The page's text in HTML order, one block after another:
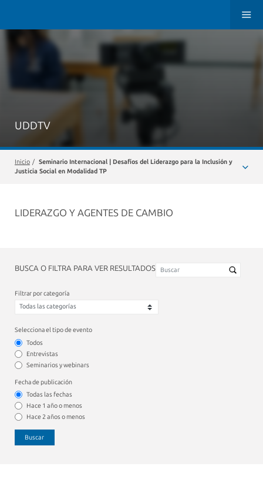
UDDTV
Inicio / Seminario Internacional | Desafíos del Liderazgo para la Inclusión y
Justicia Social en Modalidad TP
LIDERAZGO Y AGENTES DE CAMBIO
BUSCA O FILTRA PARA VER RESULTADOS
Filtrar por categoría
Selecciona el tipo de evento
Todos
Entrevistas
Seminarios y webinars
Fecha de publicación
Todas las fechas
Hace 1 año o menos
Hace 2 años o menos
Buscar